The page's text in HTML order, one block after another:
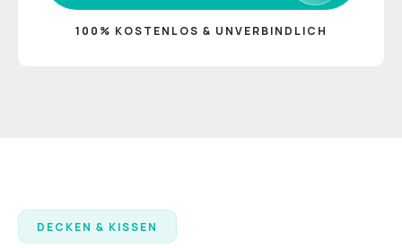
100% KOSTENLOS & UNVERBINDLICH
DECKEN & KISSEN